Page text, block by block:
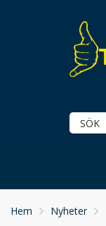
Hem Nyheter